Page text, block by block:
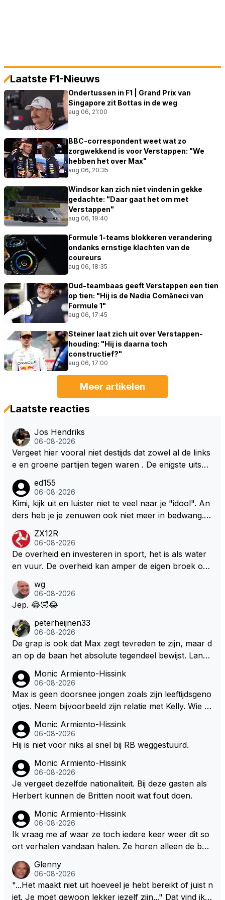
Laatste F1-Nieuws
Ondertussen in F1 | Grand Prix van
Singapore zit Bottas in de weg
aug 06, 21:00
BBC-correspondent weet wat zo
zorgwekkend is voor Verstappen: "We
hebben het over Max"
aug 06, 20:35
Windsor kan zich niet vinden in gekke
gedachte: "Daar gaat het om met
Verstappen"
aug 06, 19:40
Formule 1-teams blokkeren verandering
ondanks ernstige klachten van de
coureurs
aug 06, 18:35
Oud-teambaas geeft Verstappen een tien
op tien: "Hij is de Nadia Comăneci van
Formule 1"
aug 06, 17:45
Steiner laat zich uit over Verstappen-
houding: "Hij is daarna toch
constructief?"
aug 06, 17:00
Meer artikelen
Laatste reacties
Jos Hendriks
06-08-2026
Vergeet hier vooral niet destijds dat zowel al de links
e en groene partijen tegen waren . De enigste uitspr
over dan kunnen ze hun eigen uitlaat gassen inade
men maar niet wetende was dat de F1 motor schone
r is dan een normale auto. Dus denk echt niet dat de
ters zullen steunen laat staan om een euro in het cir
cuit Zandvoort te steken
ed155
06-08-2026
Kimi, kijk uit en luister niet te veel naar je "idool". An
ders heb je je zenuwen ook niet meer in bedwang. Zi
Marquez/Jos ? Veel gezelliger
ZX12R
06-08-2026
De overheid en investeren in sport, het is als water
en vuur. De overheid kan amper de eigen broek oph
s. Je kunt de Staat het best vergelijken met de sherif
f van Nottinghem (Robin Hood) welk achter de bom
m/haar van zijn laatste zuurverdiende stuiver te ber
oven. De Staat heeft nooit ooit maar een stuiver in Z
andvoort willen investeren en dat zal ook nooit gebe
uren. Afdragen van BTW gelden en vergunningen bi
j dergelijke sportievefestiviteiten MOET je dan weer
wel afstaan, de parasiet.
wg
06-08-2026
Jep. 😂🤣😂
peterheijnen33
06-08-2026
De grap is ook dat Max zegt tevreden te zijn, maar d
an op de baan het absolute tegendeel bewijst. Lando
dan eigenlijk niet echt zien. ;)
Monic Armiento-Hissink
06-08-2026
Max is geen doorsnee jongen zoals zijn leeftijdsgeno
otjes. Neem bijvoorbeeld zijn relatie met Kelly. Wie g
artjes ouder is en al een kleine heeft van een voorm
alig RB-lid op de leeftijd van 23 jaar? Hij doet dingen
oon. Ieder jaar is er in Hongarije een uitje voor zijn t
eam. Op 28-jarige leeftijd is hij al eigenaar van een su
ccesvol raceteam. Hij is niet alleen speciaal in de aut
Monic Armiento-Hissink
06-08-2026
Hij is niet voor niks al snel bij RB weggestuurd.
Monic Armiento-Hissink
06-08-2026
Je vergeet dezelfde nationaliteit. Bij deze gasten als
Herbert kunnen de Britten nooit wat fout doen.
Monic Armiento-Hissink
06-08-2026
Ik vraag me af waar ze toch iedere keer weer dit so
ort verhalen vandaan halen. Ze horen alleen de boa
gedaan worden als ie nog vol adrenaline zit, maar ni
emand weet wat er zich afspeelt achter gesloten de
uren. Bovendien werken er 2000 man bij RB en niet
Glenny
06-08-2026
"...Het maakt niet uit hoeveel je hebt bereikt of juist n
iet. Je moet gewoon lekker jezelf zijn..." Dat vind ik z